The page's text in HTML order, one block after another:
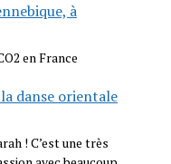
à
en France
la danse orientale
! C’est une très